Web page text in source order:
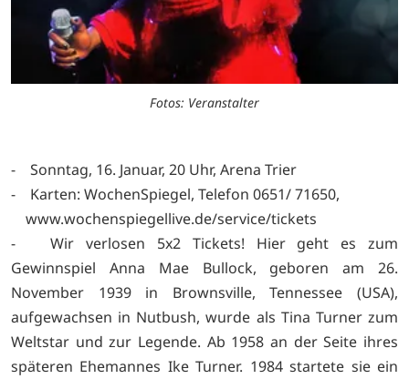
Fotos: Veranstalter
- Sonntag, 16. Januar, 20 Uhr, Arena Trier
- Karten: WochenSpiegel, Telefon 0651/ 71650,
www.wochenspiegellive.de/service/tickets
- Wir verlosen 5x2 Tickets! Hier geht es zum
Gewinnspiel Anna Mae Bullock, geboren am 26.
November 1939 in Brownsville, Tennessee (USA),
aufgewachsen in Nutbush, wurde als Tina Turner zum
Weltstar und zur Legende. Ab 1958 an der Seite ihres
späteren Ehemannes Ike Turner. 1984 startete sie ein